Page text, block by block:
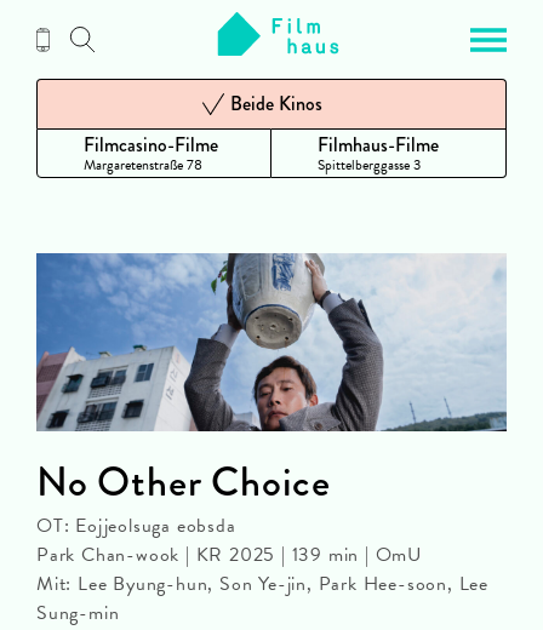
Inhalt
Filmcasino-Filme
Margaretenstraße 78
Beide Kinos
Filmhaus-Filme
Spittelberggasse 3
No Other Choice
OT: Eojjeolsuga eobsda
Park Chan-wook | KR 2025 | 139 min | OmU
Mit: Lee Byung-hun, Son Ye-jin, Park Hee-soon, Lee
Sung-min